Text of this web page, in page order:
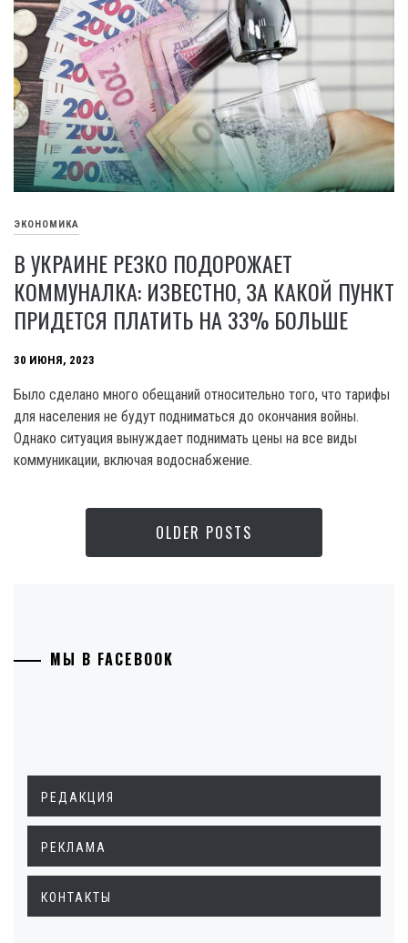
ЭКОНОМИКА
В УКРАИНЕ РЕЗКО ПОДОРОЖАЕТ
КОММУНАЛКА: ИЗВЕСТНО, ЗА КАКОЙ ПУНКТ
ПРИДЕТСЯ ПЛАТИТЬ НА 33% БОЛЬШЕ
30 ИЮНЯ, 2023
Было сделано много обещаний относительно того, что тарифы
для населения не будут подниматься до окончания войны.
Однако ситуация вынуждает поднимать цены на все виды
коммуникации, включая водоснабжение.
OLDER POSTS
МЫ В FACEBOOK
РЕДАКЦИЯ
РЕКЛАМА
КОНТАКТЫ